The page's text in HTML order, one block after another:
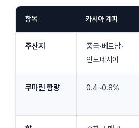
항목 카시아 계피
주산지
중국·베트남·
인도네시아
쿠마린 함량 0.4~0.8%